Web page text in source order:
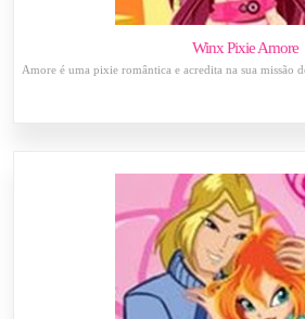
Winx Pixie Amore
Amore é uma pixie romântica e acredita na sua missão de